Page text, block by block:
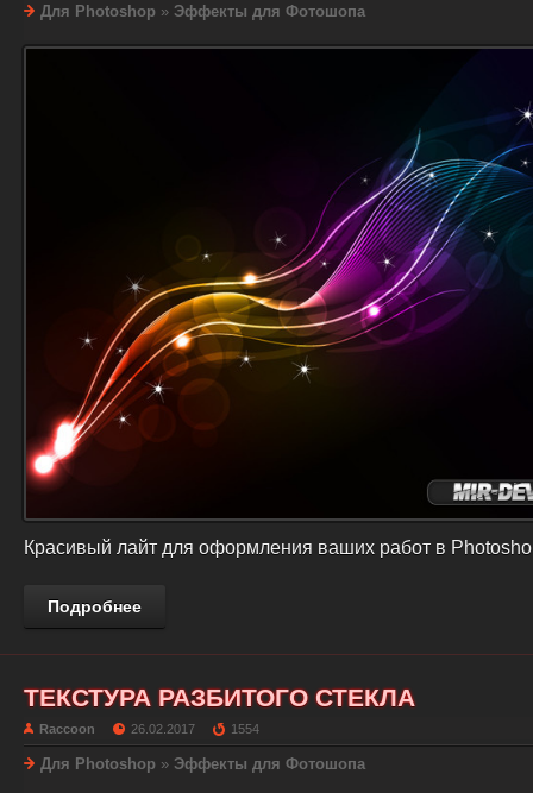
Для Photoshop » Эффекты для Фотошопа
Красивый лайт для оформления ваших работ в
Подробнее
ТЕКСТУРА РАЗБИТОГО СТЕКЛА
Raccoon 26.02.2017 1554
Для Photoshop » Эффекты для Фотошопа